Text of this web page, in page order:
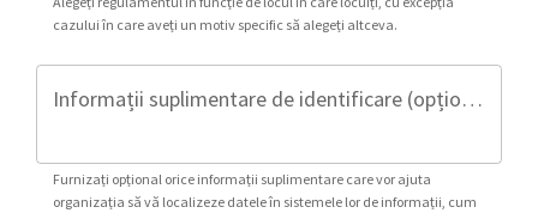
cazului în care aveți un motiv specific să alegeți altceva.
Informații suplimentare de identificare (opțional)
Furnizați opțional orice informații suplimentare care vor ajuta
organizația să vă localizeze datele în sistemele lor de informații, cum